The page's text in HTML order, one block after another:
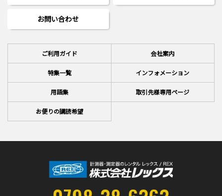
お問い合わせ
ご利用ガイド 会社案内
特集一覧 インフォメーション
用語集 取引先様専用ページ
お便りの講読希望